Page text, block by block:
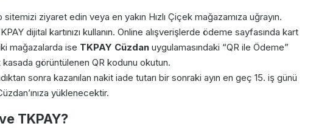
ziyaret edin veya en yakın Hızlı Çiçek mağazamıza uğrayın.
dijital kartınızı kullanın. Online alışverişlerde ödeme sayfasında kart
mağazalarda ise TKPAY Cüzdan uygulamasındaki “QR ile Ödeme”
görüntülenen QR kodunu okutun.
sonra kazanılan nakit iade tutarı bir sonraki ayın en geç 15. iş günü
yüklenecektir.
TKPAY?